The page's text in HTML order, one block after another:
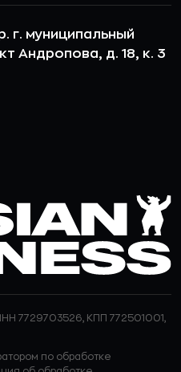
г. муниципальный
Андропова, д. 18, к. 3
7729703526, КПП 772501001,
по обработке